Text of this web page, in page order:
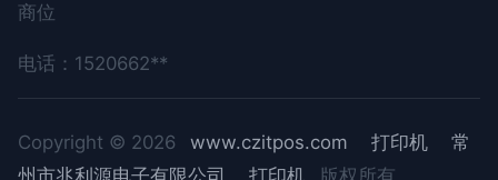
商位
电话：1520662**
Copyright © 2026 www.czitpos.com 打印机
常
州市兆利源电子有限公司
打印机 版权所有